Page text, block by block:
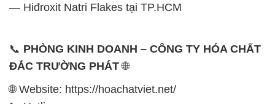
— Hiđroxit Natri Flakes tại TP.HCM
📞 PHÒNG KINH DOANH – CÔNG TY HÓA CHẤT
ĐẮC TRƯỜNG PHÁT🌐
🌐 Website: https://hoachatviet.net/